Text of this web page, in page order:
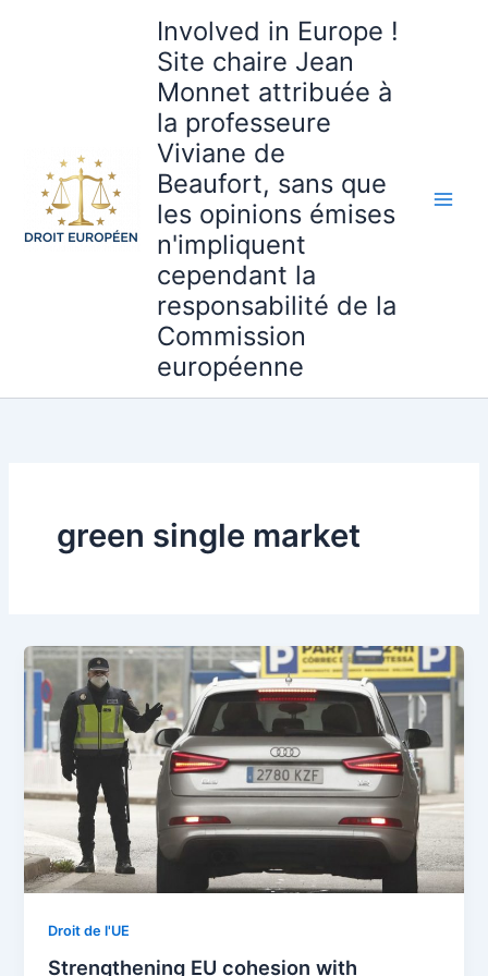
Involved in Europe !
Site chaire Jean
Monnet attribuée à
la professeure
Viviane de
Beaufort, sans que
les opinions émises
n'impliquent
cependant la
responsabilité de la
Commission
européenne
green single market
Droit de l'UE
Strengthening EU cohesion with